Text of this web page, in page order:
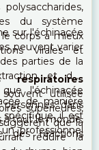
du système
corps à mieux
virales et
utilisée
supérieures,
que la
réduire la
sur l'échinacée
peuvent varier
parties de la
et des
l'échinacée
dans
à tout le monde,
des réactions
de manière
il est
professionnel